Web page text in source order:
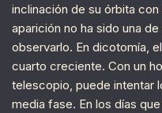
inclinación de su órbita
aparición no ha sido una
observarlo. En dicotomía,
cuarto creciente. Con un
telescopio, puede intentar
media fase. En los días